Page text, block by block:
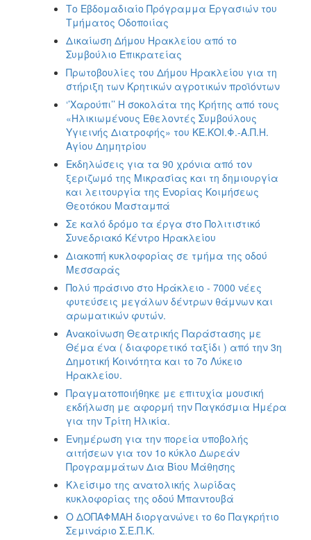
Το Εβδομαδιαίο Πρόγραμμα Εργασιών του
Τμήματος Οδοποιίας
Δικαίωση Δήμου Ηρακλείου από το
Συμβούλιο Επικρατείας
Πρωτοβουλίες του Δήμου Ηρακλείου για τη
στήριξη των Κρητικών αγροτικών προϊόντων
‘’Χαρούπι’’ Η σοκολάτα της Κρήτης από τους
«Ηλικιωμένους Εθελοντές Συμβούλους
Υγιεινής Διατροφής» του ΚΕ.ΚΟΙ.Φ.-Α.Π.Η.
Αγίου Δημητρίου
Εκδηλώσεις για τα 90 χρόνια από τον
ξεριζωμό της Μικρασίας και τη δημιουργία
και λειτουργία της Ενορίας Κοιμήσεως
Θεοτόκου Μασταμπά
Σε καλό δρόμο τα έργα στο Πολιτιστικό
Συνεδριακό Κέντρο Ηρακλείου
Διακοπή κυκλοφορίας σε τμήμα της οδού
Μεσσαράς
Πολύ πράσινο στο Ηράκλειο - 7000 νέες
φυτεύσεις μεγάλων δέντρων θάμνων και
αρωματικών φυτών.
Ανακοίνωση Θεατρικής Παράστασης με
Θέμα ένα ( διαφορετικό ταξίδι ) από την 3η
Δημοτική Κοινότητα και το 7ο Λύκειο
Ηρακλείου.
Πραγματοποιήθηκε με επιτυχία μουσική
εκδήλωση με αφορμή την Παγκόσμια Ημέρα
για την Τρίτη Ηλικία.
Ενημέρωση για την πορεία υποβολής
αιτήσεων για τον 1ο κύκλο Δωρεάν
Προγραμμάτων Δια Βίου Μάθησης
Kλείσιμο της ανατολικής λωρίδας
κυκλοφορίας της οδού Μπαντουβά
Ο ΔΟΠΑΦΜΑΗ διοργανώνει το 6ο Παγκρήτιο
Σεμινάριο Σ.Ε.Π.Κ.